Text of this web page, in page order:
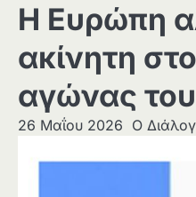
Η Ευρώπη
ακίνητη
αγώνας
26 Μαΐου 2026 Ο